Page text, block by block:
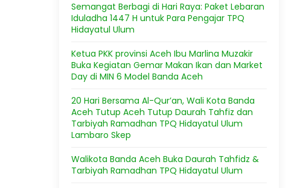
Semangat Berbagi di Hari Raya: Paket Lebaran
Iduladha 1447 H untuk Para Pengajar TPQ
Hidayatul Ulum
Ketua PKK provinsi Aceh Ibu Marlina Muzakir
Buka Kegiatan Gemar Makan Ikan dan Market
Day di MIN 6 Model Banda Aceh
20 Hari Bersama Al-Qur’an, Wali Kota Banda
Aceh Tutup Aceh Tutup Daurah Tahfiz dan
Tarbiyah Ramadhan TPQ Hidayatul Ulum
Lambaro Skep
Walikota Banda Aceh Buka Daurah Tahfidz &
Tarbiyah Ramadhan TPQ Hidayatul Ulum